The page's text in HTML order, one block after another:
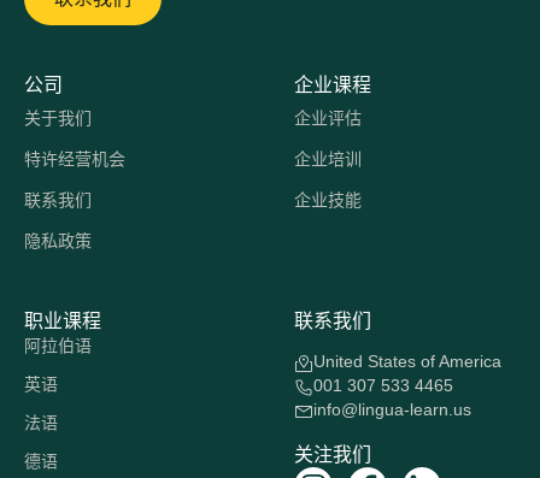
公司
关于我们
特许经营机会
联系我们
隐私政策
企业课程
企业评估
企业培训
企业技能
职业课程
阿拉伯语
英语
法语
德语
联系我们
United States of America
001 307 533 4465
info@lingua-learn.us
关注我们